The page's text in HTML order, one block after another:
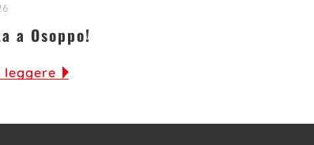
a Osoppo!
leggere